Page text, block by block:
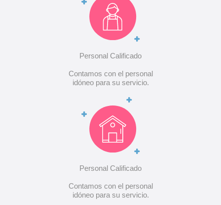
Personal Calificado
Contamos con el personal
idóneo para su servicio.
Personal Calificado
Contamos con el personal
idóneo para su servicio.